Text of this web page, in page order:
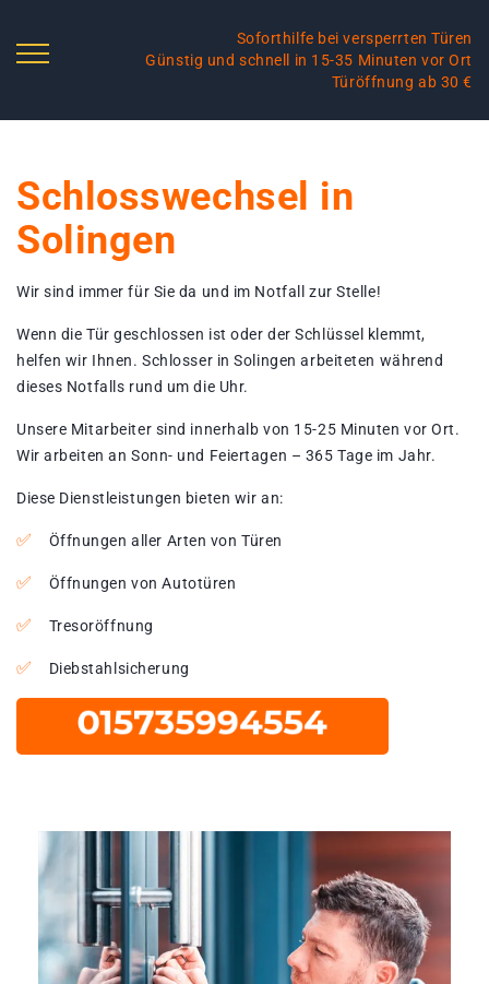
Soforthilfe bei versperrten Türen
Günstig und schnell in 15-35 Minuten vor Ort
Türöffnung ab 30 €
Schlosswechsel in
Solingen
Wir sind immer für Sie da und im Notfall zur Stelle!
Wenn die Tür geschlossen ist oder der Schlüssel klemmt,
helfen wir Ihnen. Schlosser in Solingen arbeiteten während
dieses Notfalls rund um die Uhr.
Unsere Mitarbeiter sind innerhalb von 15-25 Minuten vor Ort.
Wir arbeiten an Sonn- und Feiertagen – 365 Tage im Jahr.
Diese Dienstleistungen bieten wir an:
Öffnungen aller Arten von Türen
Öffnungen von Autotüren
Tresoröffnung
Diebstahlsicherung